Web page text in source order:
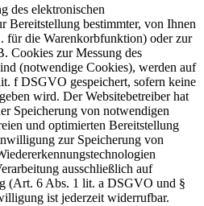
des elektronischen
Bereitstellung bestimmter, von Ihnen
für die Warenkorbfunktion) oder zur
Cookies zur Messung des
(notwendige Cookies), werden auf
f DSGVO gespeichert, sofern keine
wird. Der Websitebetreiber hat
Speicherung von notwendigen
und optimierten Bereitstellung
zur Speicherung von
ausschließlich auf
(Art. 6 Abs. 1 lit. a DSGVO und §
ist jederzeit widerrufbar.